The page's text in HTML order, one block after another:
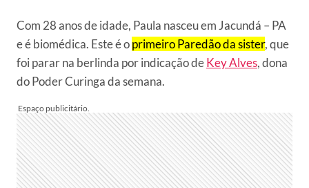
Com 28 anos de idade, Paula nasceu em Jacundá – PA
e é biomédica. Este é oprimeiro Paredão da sister, que
foi parar na berlinda por indicação deKey Alves, dona
do Poder Curinga da semana.